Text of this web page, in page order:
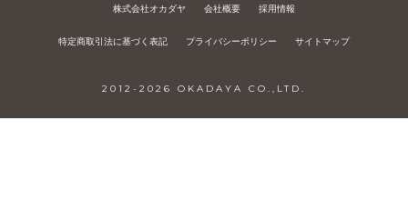
株式会社オカダヤ 会社概要 採用情報
特定商取引法に基づく表記 プライバシーポリシー サイトマップ
2012- 2026 OKADAYA CO.,LTD.